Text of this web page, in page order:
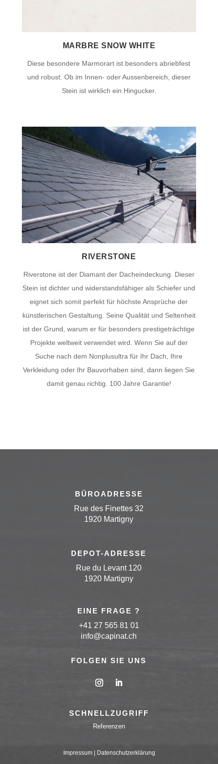
MARBRE SNOW WHITE
Diese besondere Marmorart ist besonders abriebfest
und robust. Ob im Innen- oder Aussenbereich, dieser
Stein ist wirklich ein Hingucker.
RIVERSTONE
Riverstone ist der Diamant der Dacheindeckung. Dieser
Stein ist dichter und widerstandsfähiger als Schiefer und
eignet sich somit perfekt für höchste Ansprüche der
künstlerischen Gestaltung. Seine Qualität und Seltenheit
ist der Grund, warum er für besonders prestigeträchtige
Projekte weltweit verwendet wird. Wenn Sie auf der
Suche nach dem Nonplusultra für Ihr Dach, Ihre
Verkleidung oder Ihr Bauvorhaben sind, dann liegen Sie
damit genau richtig. 100 Jahre Garantie!
BÜROADRESSE
Rue des Finettes 32
1920 Martigny
DEPOT-ADRESSE
Rue du Levant 120
1920 Martigny
EINE FRAGE ?
+41 27 565 81 01
info@capinat.ch
FOLGEN SIE UNS
SCHNELLZUGRIFF
Referenzen
Impressum| Datenschutzerklärung